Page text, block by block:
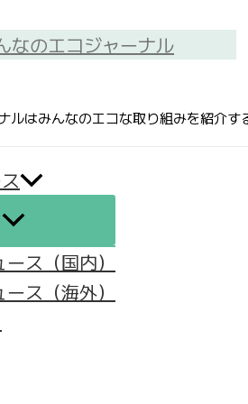
ルはみんなのエコな取り組みを紹介す
ス（国内）
ス（海外）